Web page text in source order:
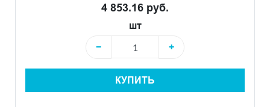
4 853.16 руб.
шт
−
+
КУПИТЬ